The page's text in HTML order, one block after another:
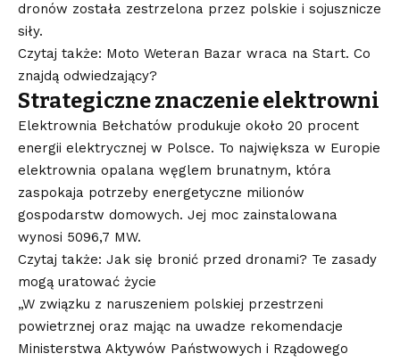
dronów została zestrzelona przez polskie i sojusznicze
siły.
Czytaj także: Moto Weteran Bazar wraca na Start. Co
znajdą odwiedzający?
Strategiczne znaczenie elektrowni
Elektrownia Bełchatów produkuje około 20 procent
energii elektrycznej w Polsce. To największa w Europie
elektrownia opalana węglem brunatnym, która
zaspokaja potrzeby energetyczne milionów
gospodarstw domowych. Jej moc zainstalowana
wynosi 5096,7 MW.
Czytaj także: Jak się bronić przed dronami? Te zasady
mogą uratować życie
„W związku z naruszeniem polskiej przestrzeni
powietrznej oraz mając na uwadze rekomendacje
Ministerstwa Aktywów Państwowych i Rządowego